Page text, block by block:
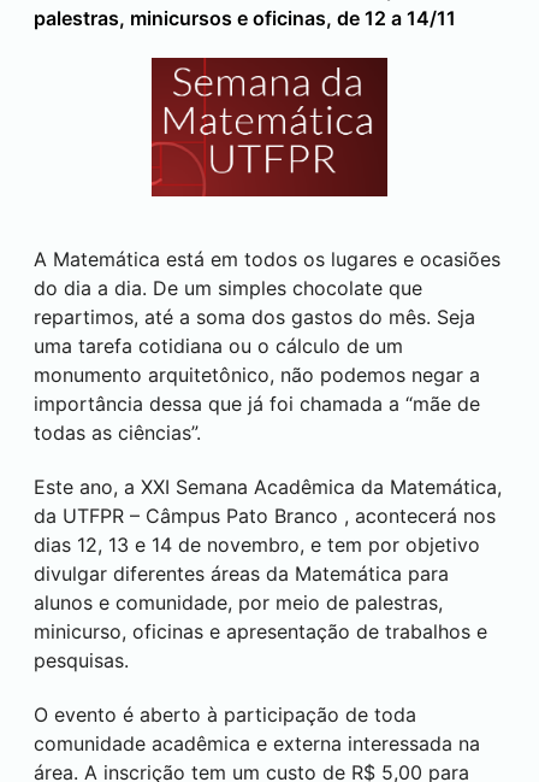
palestras, minicursos e oficinas, de 12 a 14/11
A Matemática está em todos os lugares e ocasiões
do dia a dia. De um simples chocolate que
repartimos, até a soma dos gastos do mês. Seja
uma tarefa cotidiana ou o cálculo de um
monumento arquitetônico, não podemos negar a
importância dessa que já foi chamada a “mãe de
todas as ciências”.
Este ano, a XXI Semana Acadêmica da Matemática,
da UTFPR – Câmpus Pato Branco , acontecerá nos
dias 12, 13 e 14 de novembro, e tem por objetivo
divulgar diferentes áreas da Matemática para
alunos e comunidade, por meio de palestras,
minicurso, oficinas e apresentação de trabalhos e
pesquisas.
O evento é aberto à participação de toda
comunidade acadêmica e externa interessada na
área. A inscrição tem um custo de R$ 5,00 para